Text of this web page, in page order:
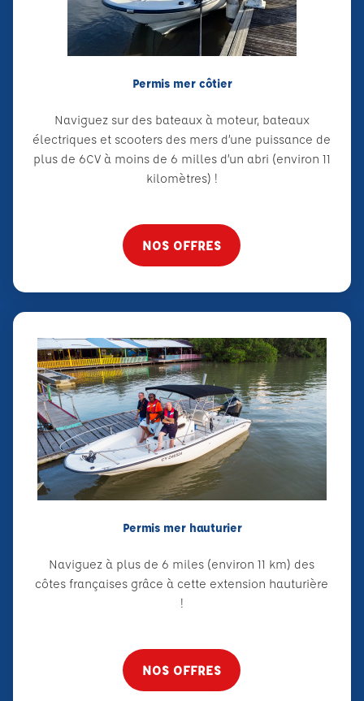
Permis mer côtier
Naviguez sur des bateaux à moteur, bateaux
électriques et scooters des mers d’une puissance de
plus de 6CV à moins de 6 milles d’un abri (environ 11
kilomètres) !
NOS OFFRES
Permis mer hauturier
Naviguez à plus de 6 miles (environ 11 km) des
côtes françaises grâce à cette extension hauturière
!
NOS OFFRES